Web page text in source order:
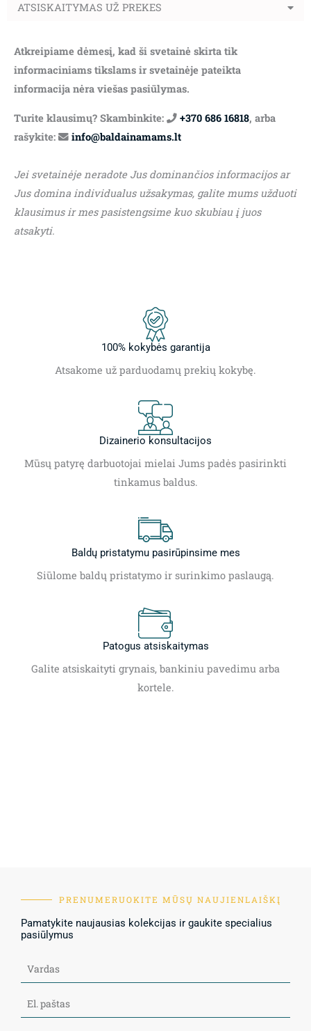
ATSISKAITYMAS UŽ PREKES
Atkreipiame dėmesį, kad ši svetainė skirta tik
informaciniams tikslams ir svetainėje pateikta
informacija nėra viešas pasiūlymas.
Turite klausimų? Skambinkite: +370 686 16818, arba
rašykite:
info@baldainamams.lt
Jei svetainėje neradote Jus dominančios informacijos ar
Jus domina individualus užsakymas, galite mums užduoti
klausimus ir mes pasistengsime kuo skubiau į juos
atsakyti.
100% kokybės garantija
Atsakome už parduodamų prekių kokybę.
Dizainerio konsultacijos
Mūsų patyrę darbuotojai mielai Jums padės pasirinkti
tinkamus baldus.
Baldų pristatymu pasirūpinsime mes
Siūlome baldų pristatymo ir surinkimo paslaugą.
Patogus atsiskaitymas
Galite atsiskaityti grynais, bankiniu pavedimu arba
kortele.
PRENUMERUOKITE MŪSŲ NAUJIENLAIŠKĮ
Pamatykite naujausias kolekcijas ir gaukite specialius
pasiūlymus